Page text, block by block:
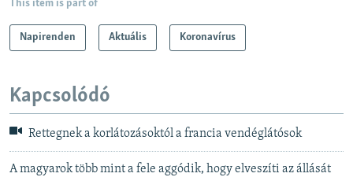
This item is part of
Napirenden Aktuális Koronavírus
Kapcsolódó
Rettegnek a korlátozásoktól a francia vendéglátósok
A magyarok több mint a fele aggódik, hogy elveszíti az állását